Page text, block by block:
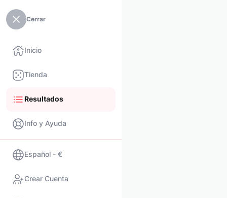
Cerrar
Inicio
Tienda
Resultados
Info y Ayuda
Español - €
Crear Cuenta